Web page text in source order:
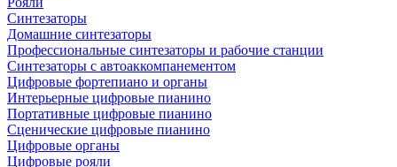
Синтезаторы
Домашние синтезаторы
Профессиональные синтезаторы и рабочие станции
Синтезаторы с автоаккомпанементом
Цифровые фортепиано и органы
Интерьерные цифровые пианино
Портативные цифровые пианино
Сценические цифровые пианино
Цифровые органы
Цифровые рояли